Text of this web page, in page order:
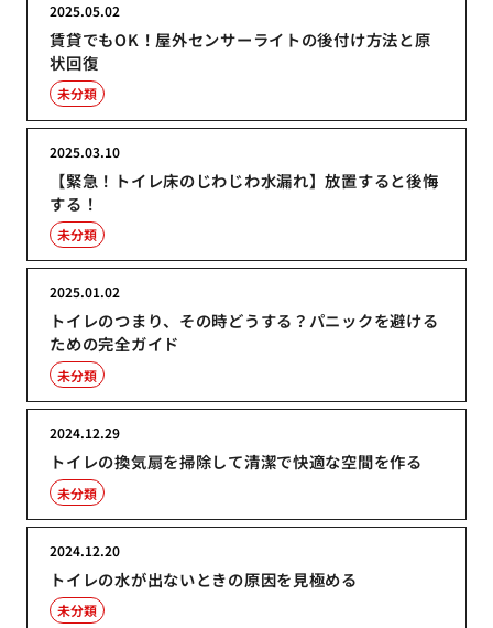
賃貸でもOK！屋外センサーライトの後付け方法と原
状回復
2025.05.02
未分類
【緊急！トイレ床のじわじわ水漏れ】放置すると後悔
する！
2025.03.10
未分類
トイレのつまり、その時どうする？パニックを避ける
ための完全ガイド
2025.01.02
未分類
トイレの換気扇を掃除して清潔で快適な空間を作る
2024.12.29
未分類
トイレの水が出ないときの原因を見極める
2024.12.20
未分類